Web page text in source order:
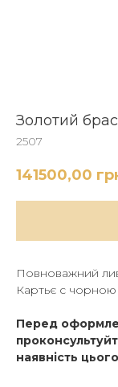
Золотий
2507
141500,00
Повноважний
Картьє с
Перед
наявність